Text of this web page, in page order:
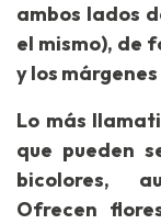
ambos lados
el mismo), de
y los
Lo más
que pueden
bicolores,
Ofrecen